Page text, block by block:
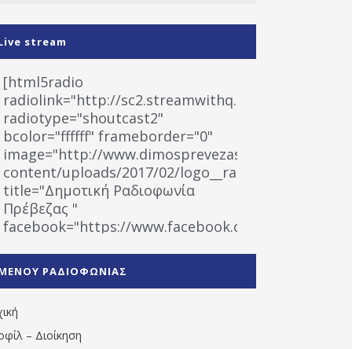
stream
[html5radio
radiolink="http://sc2.streamwithq.com:8028/
radiotype="shoutcast2"
bcolor="ffffff" frameborder="0"
image="http://www.dimosprevezas.gr/wp-
content/uploads/2017/02/logo__radiofonias.jpg"
title="Δημοτική Ραδιοφωνία
Πρέβεζας "
facebook="https://www.facebook.com/
1531194763766854/" artist="" ]
ΡΑΔΙΟΦΩΝΙΑΣ
– Διοίκηση